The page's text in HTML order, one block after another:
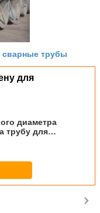
сварные трубы
для
диаметра
трубу для
труба